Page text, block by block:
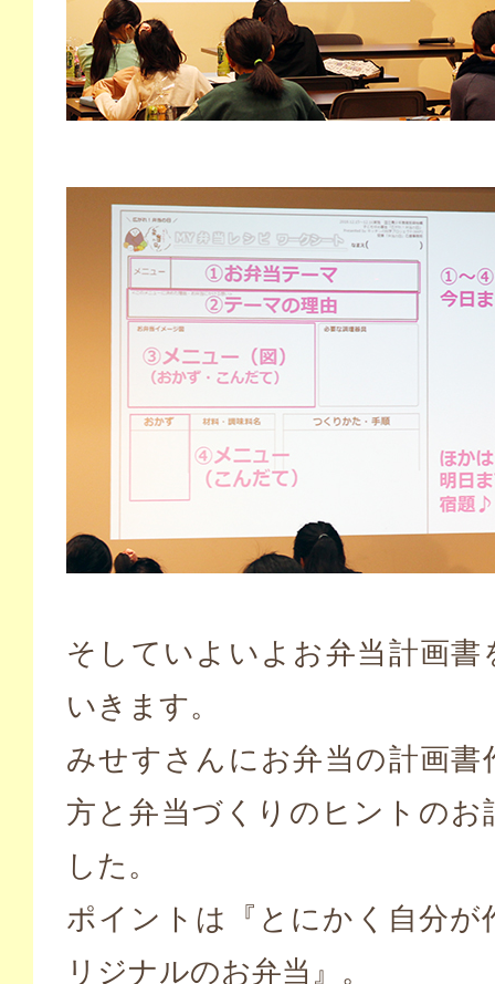
そしていよいよお弁当計画書
いきます。
みせすさんにお弁当の計画書
方と弁当づくりのヒントのお
した。
ポイントは『とにかく自分が
リジナルのお弁当』。